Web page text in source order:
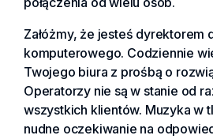
Załóżmy, że jesteś dyrektorem
komputerowego. Codziennie
Twojego biura z prośbą o
Operatorzy nie są w stanie od
wszystkich klientów. Muzyka w
nudne oczekiwanie na